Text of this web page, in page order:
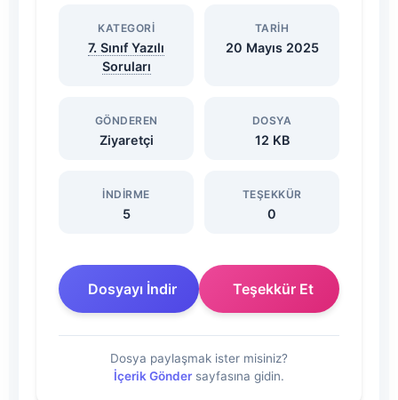
Dönem
Yazılı
Soruları
2025
Dosyasını
İndir
KATEGORI
7. Sınıf Yazılı
Soruları
TARIH
20 Mayıs 2025
GÖNDEREN
Ziyaretçi
DOSYA
12 KB
İNDIRME
5
TEŞEKKÜR
0
Dosyayı İndir Teşekkür Et
Dosya paylaşmak ister misiniz?
İçerik Gönder sayfasına gidin.